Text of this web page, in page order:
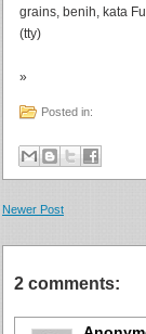
grains, benih, kata
(tty)
»
Posted in:
Newer Post
2 comments: